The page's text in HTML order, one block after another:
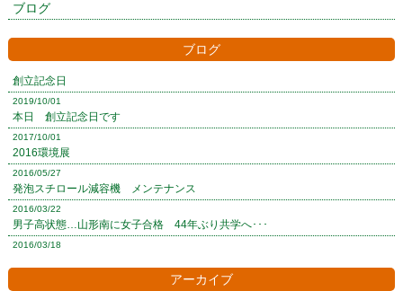
ブログ
ブログ
創立記念日
2019/10/01
本日 創立記念日です
2017/10/01
2016環境展
2016/05/27
発泡スチロール減容機 メンテナンス
2016/03/22
男子高状態…山形南に女子合格 44年ぶり共学へ･･･
2016/03/18
アーカイブ